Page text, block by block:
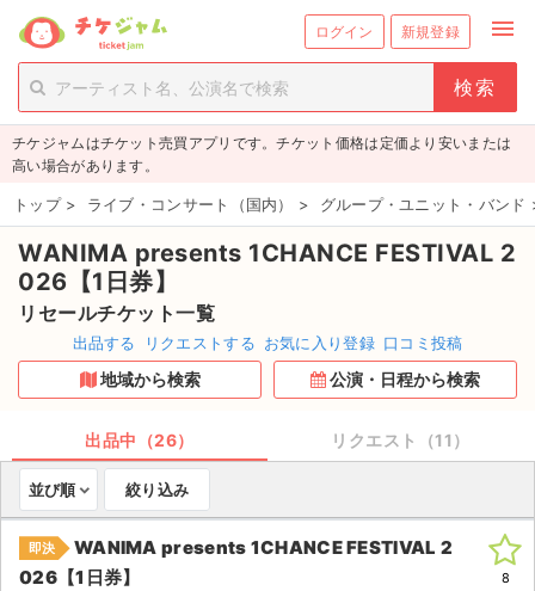
ログイン 新規登録 menu
person_add 新規会員登録
チケットを探す
新着チケット
値下げしたチケット
都道府県からチケットを探す
もうすぐ開催のチケット
取扱チケット
ライブ・コンサート（国内）
ライブ・コンサート（海外）
チケジャムはチケット売買アプリです。チケット価格は定価より安いまたは
高い場合があります。
トップ > ライブ・コンサート（国内） > グループ・ユニット・バンド
WANIMA presents 1CHANCE FESTIVAL 2
026【1日券】
リセールチケット一覧
出品する リクエストする お気に入り登録 口コミ投稿
地域から検索 公演・日程から検索
出品中（26） リクエスト（11）
並び順 絞り込み
即決
WANIMA presents 1CHANCE FESTIVAL 2
026【1日券】
8